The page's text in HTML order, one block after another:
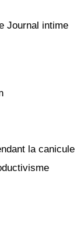
Journal intime
la canicule